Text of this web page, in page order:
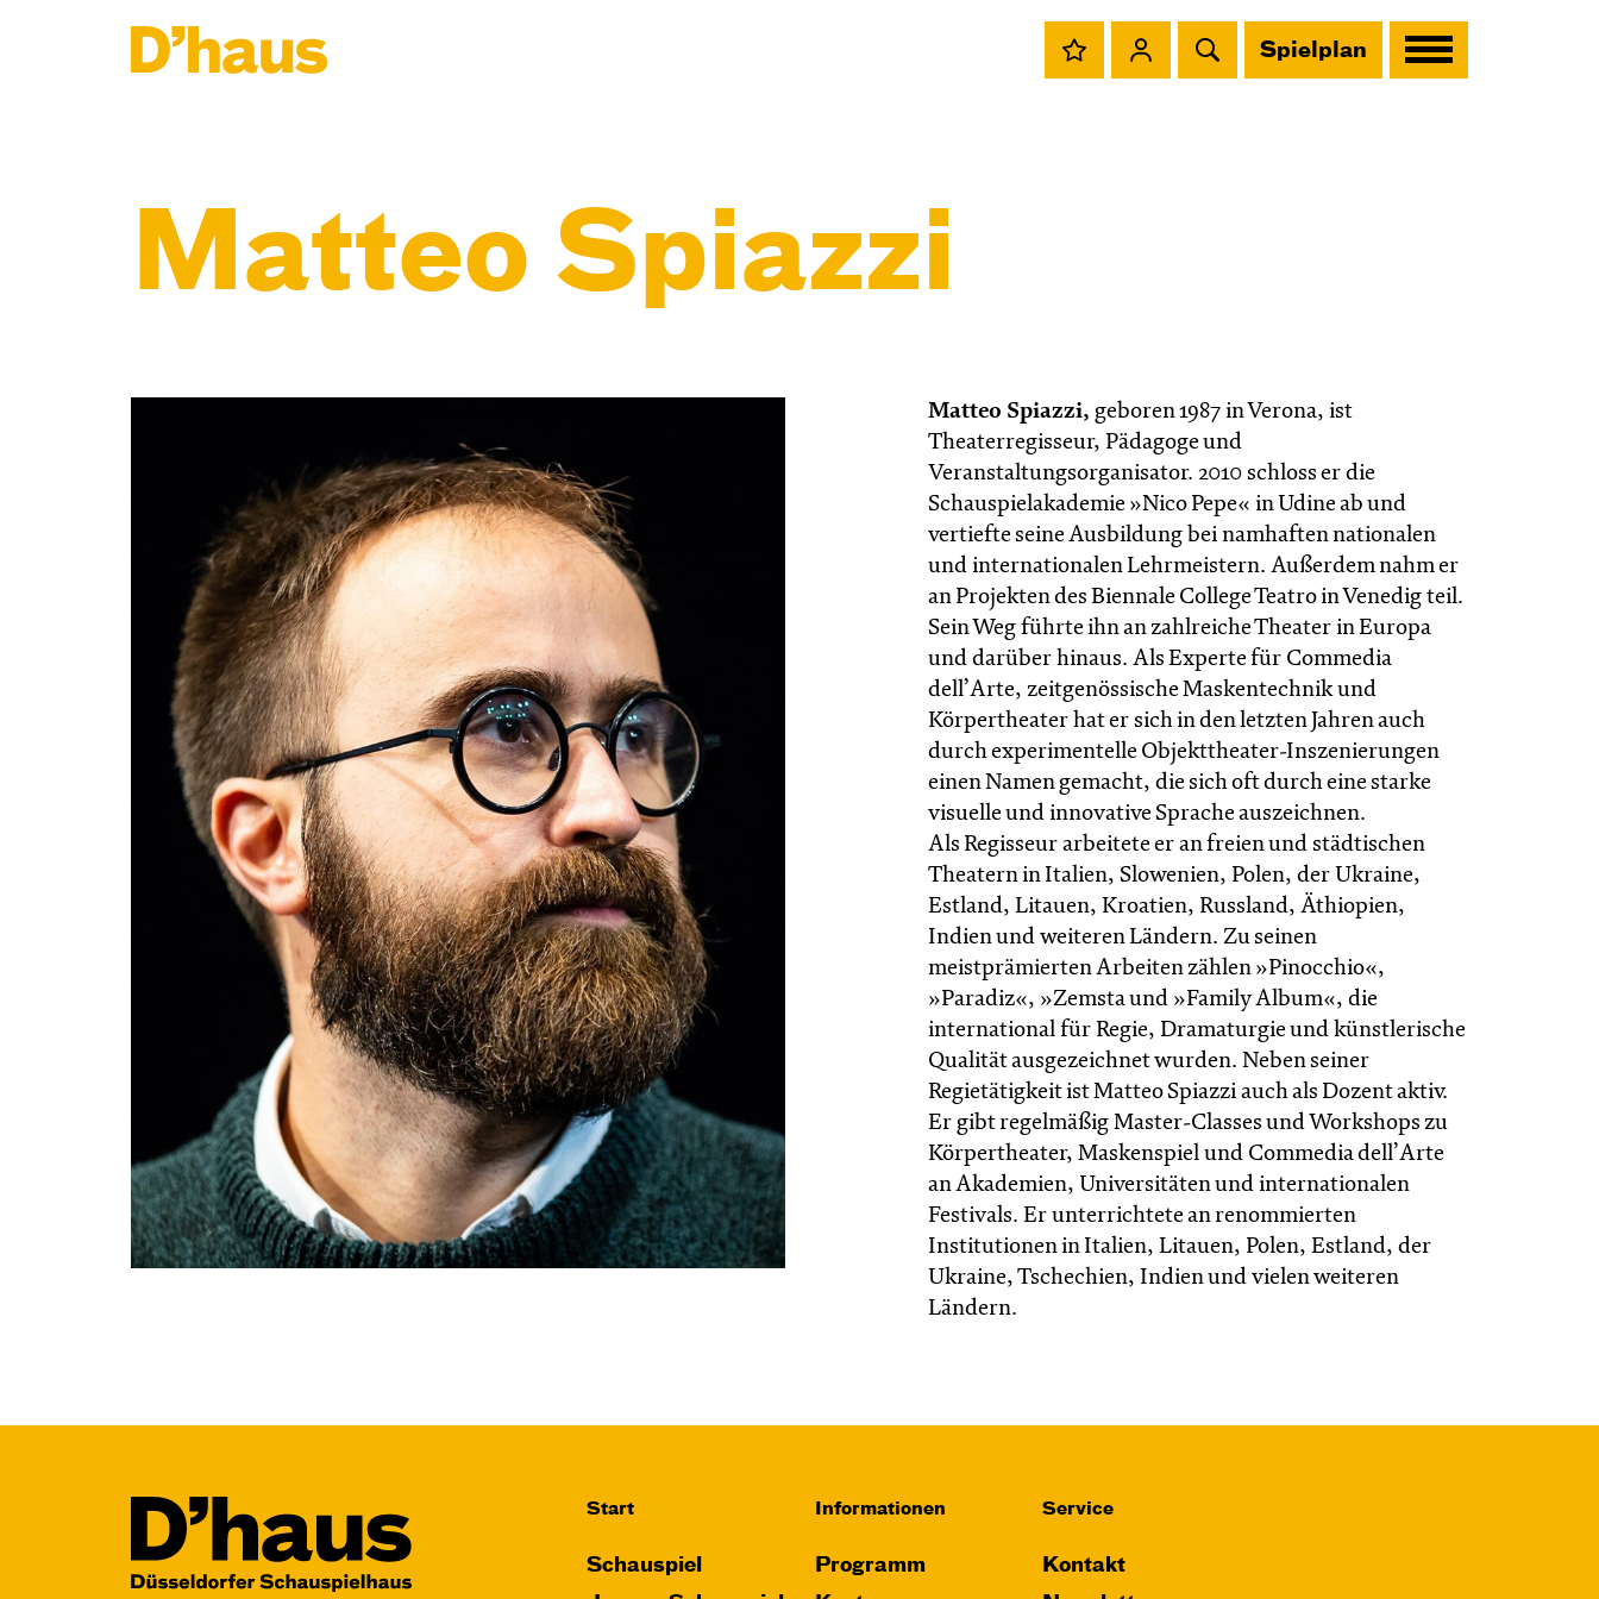
Spielplan
Matteo Spiazzi
Matteo Spiazzi, geboren 1987 in Verona, ist
Theaterregisseur, Pädagoge und
Veranstaltungsorganisator. 2010 schloss er die
Schauspielakademie »Nico Pepe« in Udine ab und
vertiefte seine Ausbildung bei namhaften nationalen
und internationalen Lehrmeistern. Außerdem nahm er
an Projekten des Biennale College Teatro in Venedig teil.
Sein Weg führte ihn an zahlreiche Theater in Europa
und darüber hinaus. Als Experte für Commedia
dell’Arte, zeitgenössische Maskentechnik und
Körpertheater hat er sich in den letzten Jahren auch
durch experimentelle Objekttheater-Inszenierungen
einen Namen gemacht, die sich oft durch eine starke
visuelle und innovative Sprache auszeichnen.
Als Regisseur arbeitete er an freien und städtischen
Theatern in Italien, Slowenien, Polen, der Ukraine,
Estland, Litauen, Kroatien, Russland, Äthiopien,
Indien und weiteren Ländern. Zu seinen
meistprämierten Arbeiten zählen »Pinocchio«,
»Paradiz«, »Zemsta und »Family Album«, die
international für Regie, Dramaturgie und künstlerische
Qualität ausgezeichnet wurden. Neben seiner
Regietätigkeit ist Matteo Spiazzi auch als Dozent aktiv.
Er gibt regelmäßig Master-Classes und Workshops zu
Körpertheater, Maskenspiel und Commedia dell’Arte
an Akademien, Universitäten und internationalen
Festivals. Er unterrichtete an renommierten
Institutionen in Italien, Litauen, Polen, Estland, der
Ukraine, Tschechien, Indien und vielen weiteren
Ländern.
Start
Schauspiel
Informationen
Programm
Service
Kontakt